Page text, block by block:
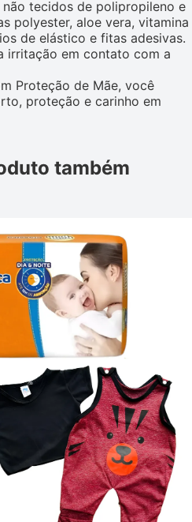
tecidos de polipropileno e
polyester, aloe vera, vitamina
de elástico e fitas adesivas.
irritação em contato com a
Proteção de Mãe, você
proteção e carinho em
também